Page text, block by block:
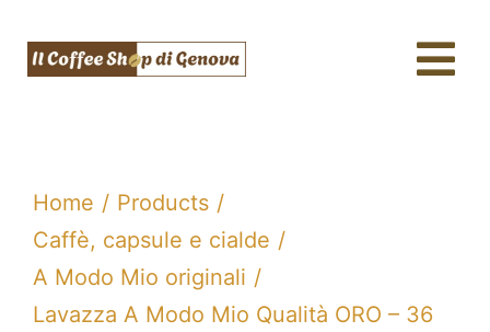
contenuto
Tè, tisane & Matcha
Acqua & SodaStream
Home
Products
Caffè, capsule e cialde
A Modo Mio originali
Lavazza A Modo Mio Qualità ORO – 36